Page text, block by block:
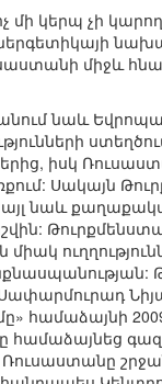
մի կերպ չի
միջև
նաև
իսկ
նաև
համաձայնի
համաձայնեց